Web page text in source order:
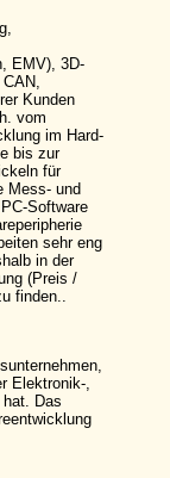
EMV), 3D-
Kunden
vom
im Hard-
bis zur
für
Mess- und
Software
sehr eng
in der
(Preis /
finden..
Elektronik-,
Das